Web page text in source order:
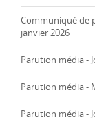
Communiqué de
janvier 2026
Parution média -
Parution média -
Parution média -